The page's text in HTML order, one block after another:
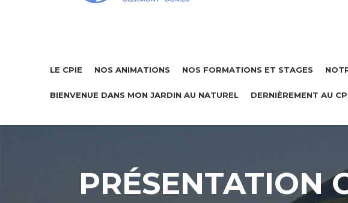
LE CPIE NOS ANIMATIONS NOS FORMATIONS ET STAGES
BIENVENUE DANS MON JARDIN AU NATUREL DERNIÈREMENT AU
PRÉSENTATION